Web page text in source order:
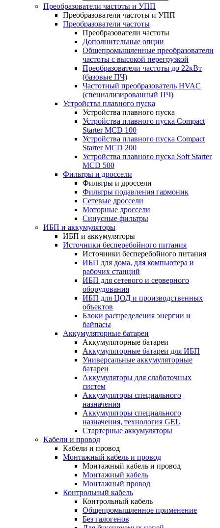
Преобразователи частоты и УПП
Преобразователи частоты и УПП
Преобразователи частоты
Преобразователи частоты
Дополнительные опции
Общепромышленные преобразователи
частоты с высокой перегрузкой
Преобразователи частоты до 22кВт
(базовые ПЧ)
Частотный преобразователь HVAC
(специализированный ПЧ)
Устройства плавного пуска
Устройства плавного пуска
Устройства плавного пуска Compact
Starter MCD 100
Устройства плавного пуска Compact
Starter MCD 200
Устройства плавного пуска Soft Starter
MCD 500
Фильтры и дроссели
Фильтры и дроссели
Фильтры подавления гармоник
Сетевые дроссели
Моторные дроссели
Синусные фильтры
ИБП и аккумуляторы
ИБП и аккумуляторы
Источники бесперебойного питания
Источники бесперебойного питания
ИБП для дома, для компьютера и
рабочих станций
ИБП для сетевого и серверного
оборудования
ИБП для ЦОД и производственных
объектов
Блоки распределения энергии и
байпасы
Аккумуляторные батареи
Аккумуляторные батареи
Аккумуляторные батареи для ИБП
Универсальные аккумуляторные
батареи
Аккумуляторы для слаботочных
систем
Аккумуляторы специального
назначения
Аккумуляторы специального
назначения, технология GEL
Стартерные аккумуляторы
Кабели и провод
Кабели и провод
Монтажный кабель и провод
Монтажный кабель и провод
Монтажный кабель
Монтажный провод
Контрольный кабель
Контрольный кабель
Общепромышленное применение
Без галогенов